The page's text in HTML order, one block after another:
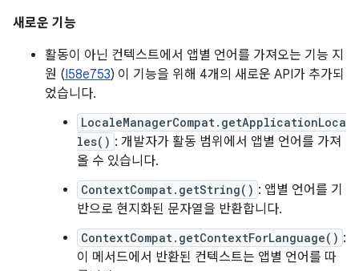
새로운 기능
활동이 아닌 컨텍스트에서 앱별 언어를 가져오는 기능 지
원 (I58e753) 이 기능을 위해 4개의 새로운 API가 추가되
었습니다.
LocaleManagerCompat.getApplicationLoca
les() : 개발자가 활동 범위에서 앱별 언어를 가져
올 수 있습니다.
ContextCompat.getString() : 앱별 언어를 기
반으로 현지화된 문자열을 반환합니다.
ContextCompat.getContextForLanguage() :
이 메서드에서 반환된 컨텍스트는 앱별 언어를 따